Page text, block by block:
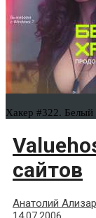
Хакер #322. Белый
сайтов
Анатолий Ализар